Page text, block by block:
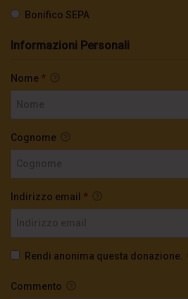
Bonifico SEPA
Informazioni Personali
Nome *
Cognome
Indirizzo email *
Rendi anonima questa donazione.
Commento